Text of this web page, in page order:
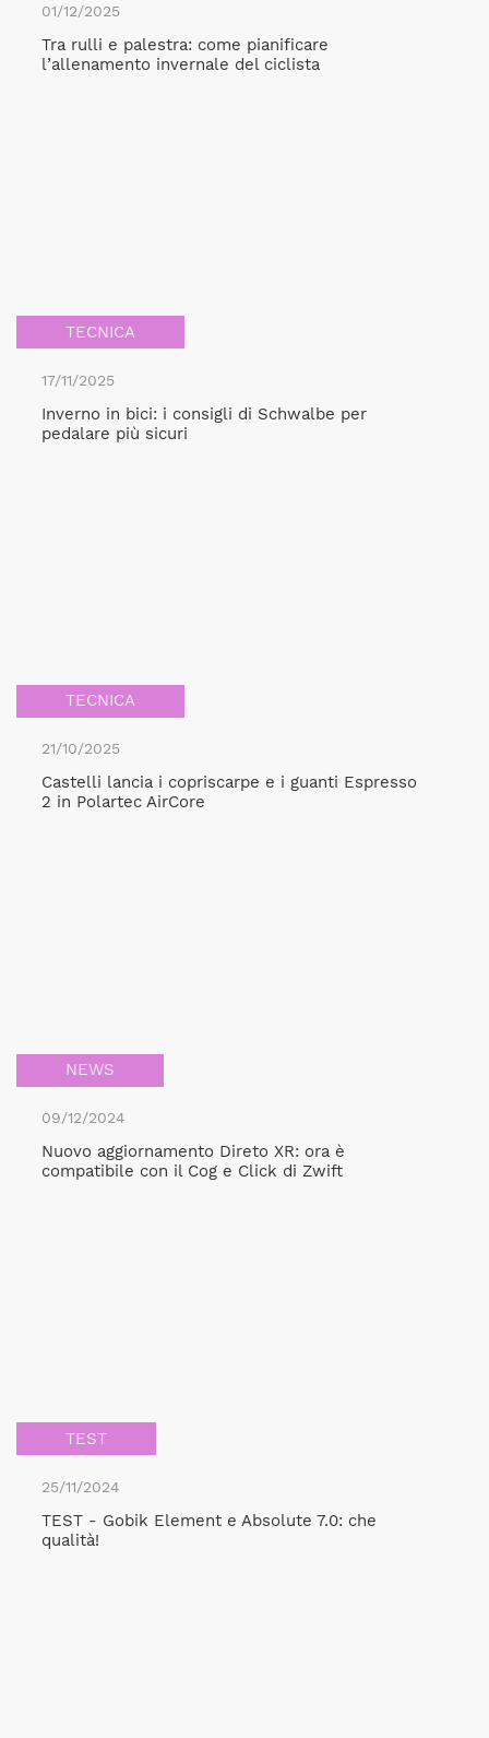
01/12/2025
Tra rulli e palestra: come pianificare
l’allenamento invernale del ciclista
TECNICA
17/11/2025
Inverno in bici: i consigli di Schwalbe per
pedalare più sicuri
TECNICA
21/10/2025
Castelli lancia i copriscarpe e i guanti Espresso
2 in Polartec AirCore
NEWS
09/12/2024
Nuovo aggiornamento Direto XR: ora è
compatibile con il Cog e Click di Zwift
TEST
25/11/2024
TEST - Gobik Element e Absolute 7.0: che
qualità!